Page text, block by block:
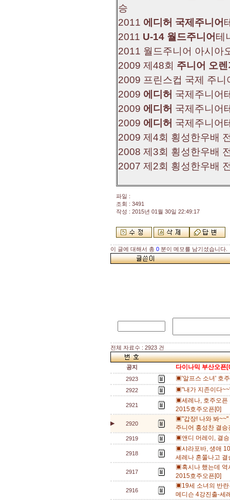
승
2011 에디허 국제주니어
2011 U-14 월드주니어 테
2011 월드주니어 아시아
2009 제48회 주니어 오
2009 프린스컵 국제 주
2009 에디허 국제주니어
2009 에디허 국제주니어
2009 에디허 국제주니어
2009 제4회 횡성한우배
2008 제3회 횡성한우배
2007 제2회 횡성한우배
파일 :
조회 : 3491
작성 : 2015년 01월 30일 22:49:17
이 글에 대해서 총 0 분이 메모를 남기셨습니다.
전체 자료수 : 2923 건
공지 다이나믹 부산오픈
2923 ▣'알프스 소녀' 호
2922 ▣"내가 지존이다
2921
▣세레나, 호주오픈
2015호주오픈[0]
▶ 2920
▣"갑장! 나와 봐~~"
주니어 홍성찬 결
2919 ▣앤디 머레이, 결
2918
▣샤라포바, 생애
세레나 혼쭐나고
2917
▣혹시나 했는데 역
2015호주오픈[0]
2916
▣19세 소녀의 반란
메디슨 4강진출-세